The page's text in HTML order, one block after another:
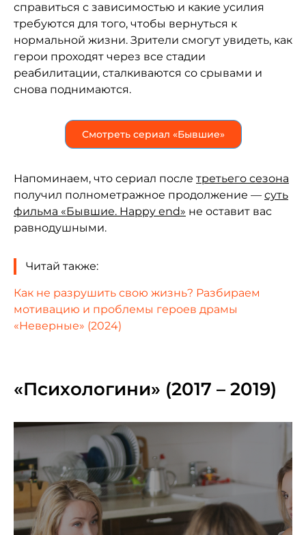
справиться с зависимостью и какие усилия
требуются для того, чтобы вернуться к
нормальной жизни. Зрители смогут увидеть, как
герои проходят через все стадии
реабилитации, сталкиваются со срывами и
снова поднимаются.
Смотреть сериал «Бывшие»
Напоминаем, что сериал после третьего сезона
получил полнометражное продолжение — суть
фильма «Бывшие. Happy end» не оставит вас
равнодушными.
Читай также:
Как не разрушить свою жизнь? Разбираем
мотивацию и проблемы героев драмы
«Неверные» (2024)
«Психологини» (2017 – 2019)